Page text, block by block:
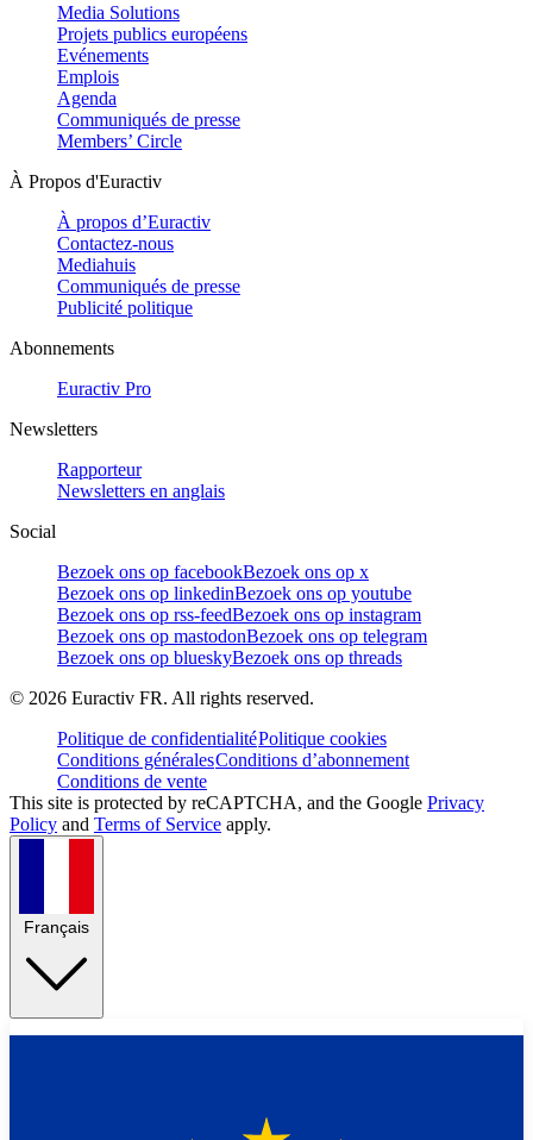
Media Solutions
Projets publics européens
Evénements
Emplois
Agenda
Communiqués de presse
Members’ Circle
À Propos d'Euractiv
À propos d’Euractiv
Contactez-nous
Mediahuis
Communiqués de presse
Publicité politique
Abonnements
Euractiv Pro
Newsletters
Rapporteur
Newsletters en anglais
Social
Bezoek ons op facebookBezoek ons op x
Bezoek ons op linkedinBezoek ons op youtube
Bezoek ons op rss-feedBezoek ons op instagram
Bezoek ons op mastodonBezoek ons op telegram
Bezoek ons op blueskyBezoek ons op threads
© 2026 Euractiv FR. All rights reserved.
Politique de confidentialitéPolitique cookies
Conditions généralesConditions d’abonnement
Conditions de vente
This site is protected by reCAPTCHA, and the Google Privacy
Policy and Terms of Service apply.
Français